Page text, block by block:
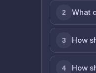
2 What
3 How
4 How